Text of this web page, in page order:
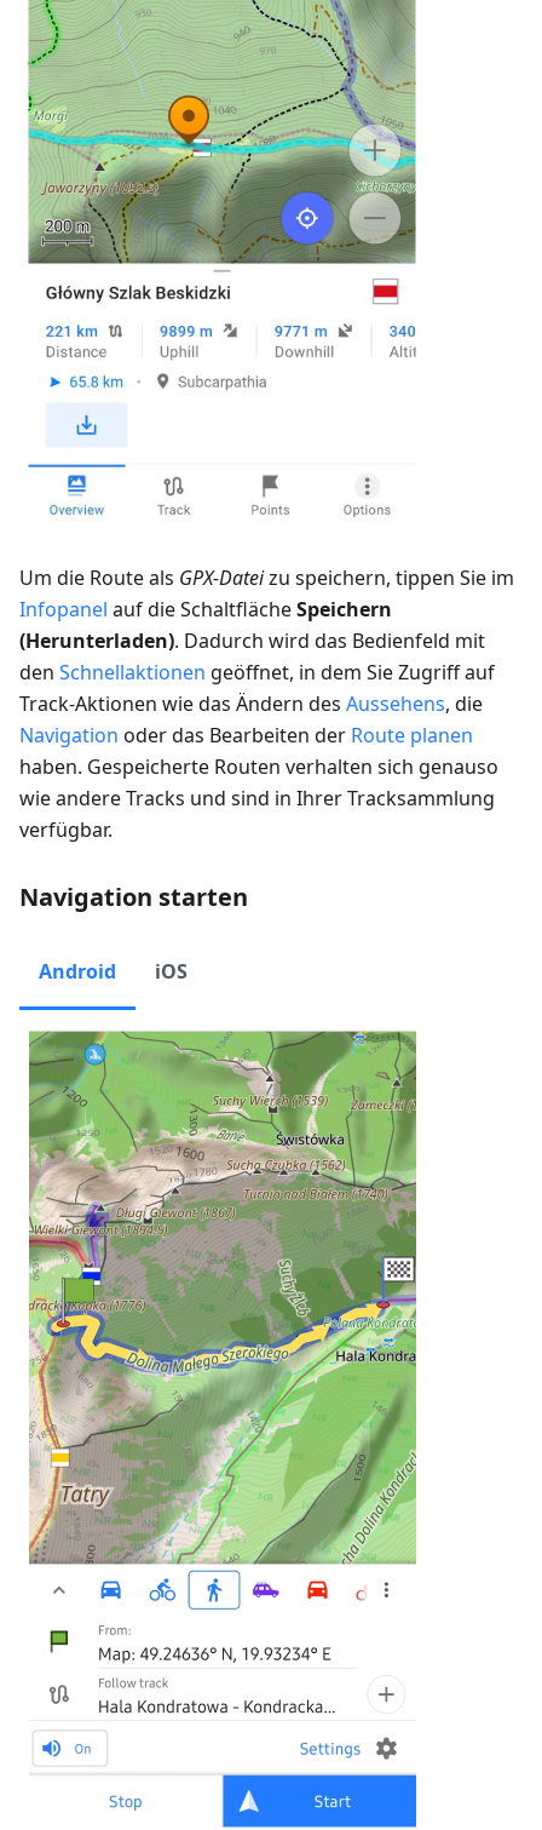
Um die Route als GPX-Dateizu speichern, tippen Sie im
Infopanel auf die SchaltflächeSpeichern
(Herunterladen). Dadurch wird das Bedienfeld mit
den Schnellaktionen geöffnet, in dem Sie Zugriff auf
Track-Aktionen wie das Ändern des Aussehens, die
Navigation oder das Bearbeiten der Route planen
haben. Gespeicherte Routen verhalten sich genauso
wie andere Tracks und sind in Ihrer Tracksammlung
verfügbar.
Navigation starten
Android iOS